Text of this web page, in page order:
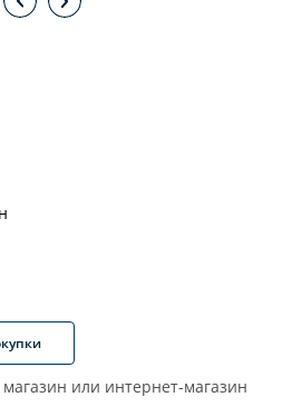
или интернет-магазин